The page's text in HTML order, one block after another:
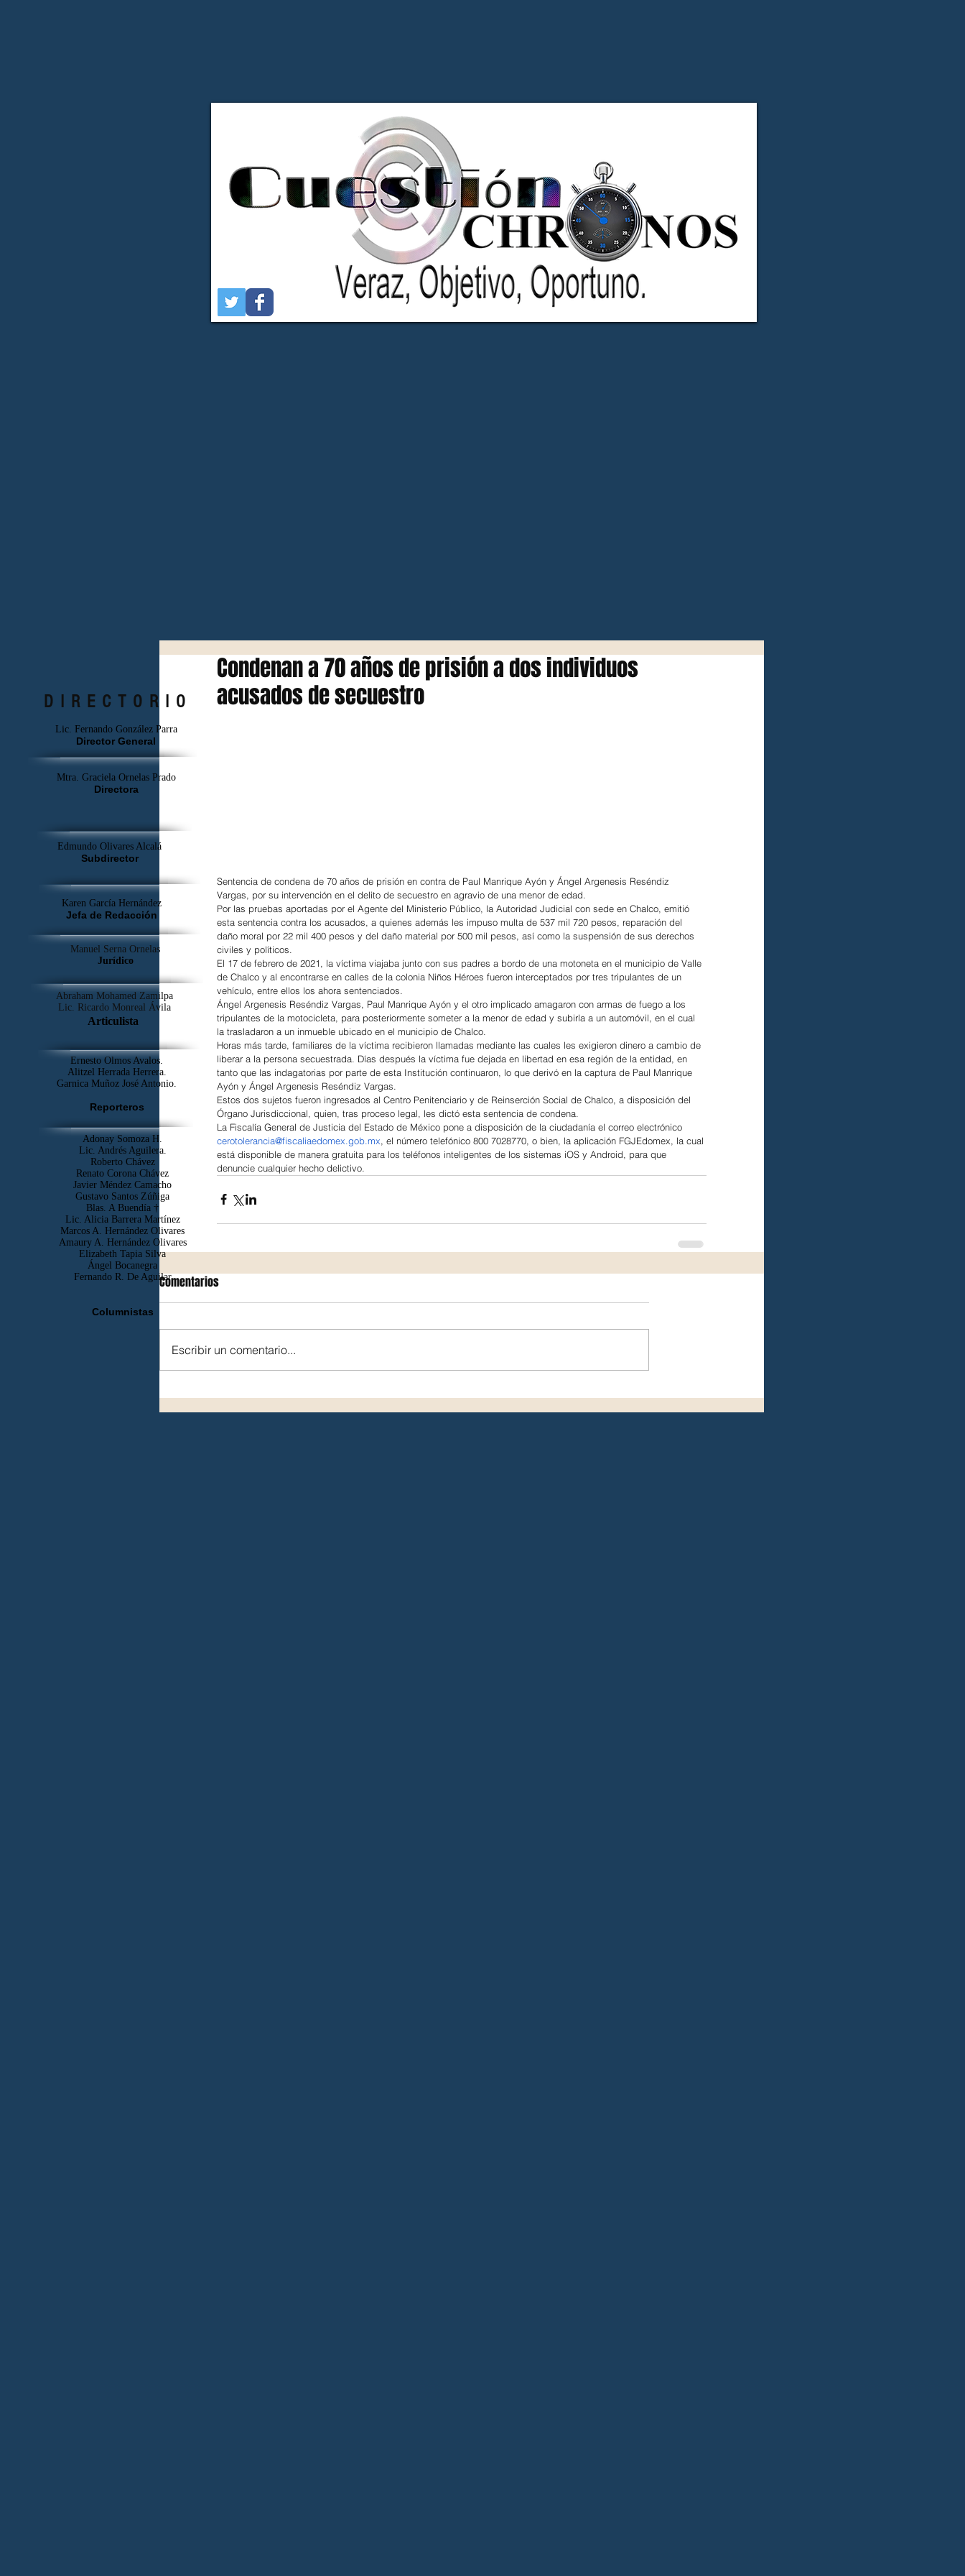
Condenan a 70 años de prisión a dos individuos
acusados de secuestro
Sentencia de condena de 70 años de prisión en contra de Paul Manrique Ayón y Ángel Argenesis Reséndiz
Vargas, por su intervención en el delito de secuestro en agravio de una menor de edad.
Por las pruebas aportadas por el Agente del Ministerio Público, la Autoridad Judicial con sede en Chalco, emitió
esta sentencia contra los acusados, a quienes además les impuso multa de 537 mil 720 pesos, reparación del
daño moral por 22 mil 400 pesos y del daño material por 500 mil pesos, así como la suspensión de sus derechos
civiles y políticos.
El 17 de febrero de 2021, la víctima viajaba junto con sus padres a bordo de una motoneta en el municipio de Valle
de Chalco y al encontrarse en calles de la colonia Niños Héroes fueron interceptados por tres tripulantes de un
vehículo, entre ellos los ahora sentenciados.
Ángel Argenesis Reséndiz Vargas, Paul Manrique Ayón y el otro implicado amagaron con armas de fuego a los
tripulantes de la motocicleta, para posteriormente someter a la menor de edad y subirla a un automóvil, en el cual
la trasladaron a un inmueble ubicado en el municipio de Chalco.
Horas más tarde, familiares de la víctima recibieron llamadas mediante las cuales les exigieron dinero a cambio de
liberar a la persona secuestrada. Días después la víctima fue dejada en libertad en esa región de la entidad, en
tanto que las indagatorias por parte de esta Institución continuaron, lo que derivó en la captura de Paul Manrique
Ayón y Ángel Argenesis Reséndiz Vargas.
Estos dos sujetos fueron ingresados al Centro Penitenciario y de Reinserción Social de Chalco, a disposición del
Órgano Jurisdiccional, quien, tras proceso legal, les dictó esta sentencia de condena.
La Fiscalía General de Justicia del Estado de México pone a disposición de la ciudadanía el correo electrónico
cerotolerancia@fiscaliaedomex.gob.mx , el número telefónico 800 7028770, o bien, la aplicación FGJEdomex, la cual
está disponible de manera gratuita para los teléfonos inteligentes de los sistemas iOS y Android, para que
denuncie cualquier hecho delictivo.
Comentarios
Escribir un comentario...
DIRECTORIO
Lic. Fernando González Parra
Director General
Mtra. Graciela Ornelas Prado
Directora
Edmundo Olivares Alcalá
Subdirector
Karen García Hernández
Jefa de Redacción
Manuel Serna Ornelas
Jurídico
Abraham Mohamed Zamilpa
Lic. Ricardo Monreal Ávila
Articulista
Ernesto Olmos Avalos.
Alitzel Herrada Herrera.
Garnica Muñoz José Antonio.
Reporteros
Adonay Somoza H.
Lic. Andrés Aguilera.
Roberto Chávez
Renato Corona Chávez
Javier Méndez Camacho
Gustavo Santos Zúñiga
Blas. A Buendía †
​Lic. Alicia Barrera Martínez
Marcos A. Hernández Olivares
Amaury A. Hernández Olivares
Elizabeth Tapia Silva
Ángel Bocanegra
Fernando R. De Aguilar
Columnistas